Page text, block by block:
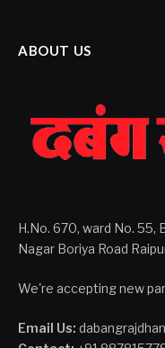
ABOUT US
H.No. 670, ward No. 55,
Nagar Boriya Road
We're accepting new
Email Us: